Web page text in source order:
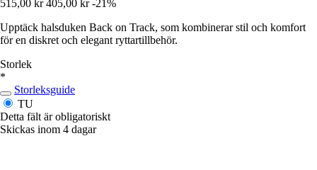
515,00 kr 405,00 kr -21%
Upptäck halsduken Back on Track, som kombinerar stil och komfort
för en diskret och elegant ryttartillbehör.
Storlek
*
Storleksguide
TU
Detta fält är obligatoriskt
Skickas inom 4 dagar